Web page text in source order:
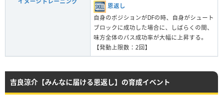
恩返し
自身のポジションがDFの時、自身がシュート
ブロックに成功した場合に、しばらくの間、
味方全体のパス成功率が大幅に上昇する。
【発動上限数：2回】
吉良涼介【みんなに届ける恩返し】の育成イベント